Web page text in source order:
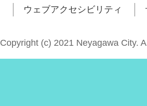
ウェブアクセシビリティ
Copyright (c) 2021 Neyagawa City.